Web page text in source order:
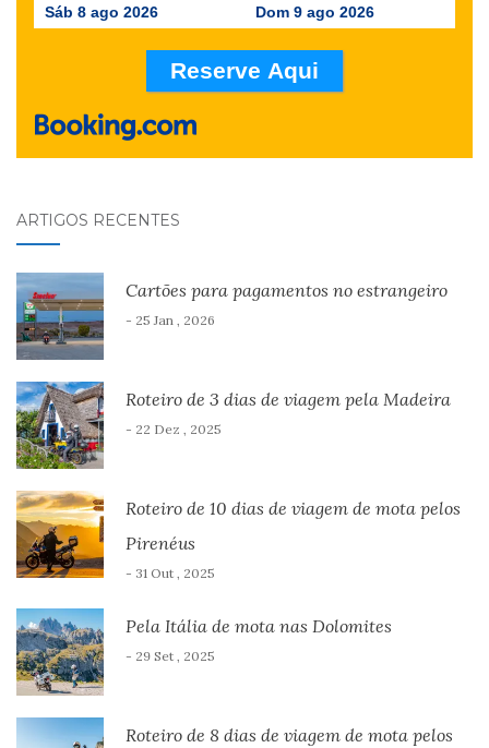
Sáb 8 ago 2026 Dom 9 ago 2026
ARTIGOS RECENTES
Cartões para pagamentos no estrangeiro
- 25 Jan , 2026
Roteiro de 3 dias de viagem pela Madeira
- 22 Dez , 2025
Roteiro de 10 dias de viagem de mota pelos
Pirenéus
- 31 Out , 2025
Pela Itália de mota nas Dolomites
- 29 Set , 2025
Roteiro de 8 dias de viagem de mota pelos